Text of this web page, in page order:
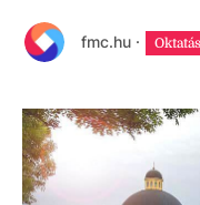
fmc.hu · Oktatás